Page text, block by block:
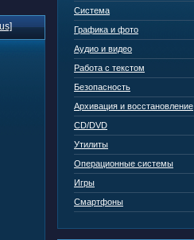
Система
Графика и фото
Аудио и видео
Работа с текстом
Безопасность
Архивация и восстановление
CD/DVD
Утилиты
Операционные системы
Игры
Смартфоны